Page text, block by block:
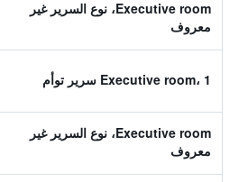
Executive room، نوع السرير غير
معروف
Executive room، 1 سرير توأم
Executive room، نوع السرير غير
معروف